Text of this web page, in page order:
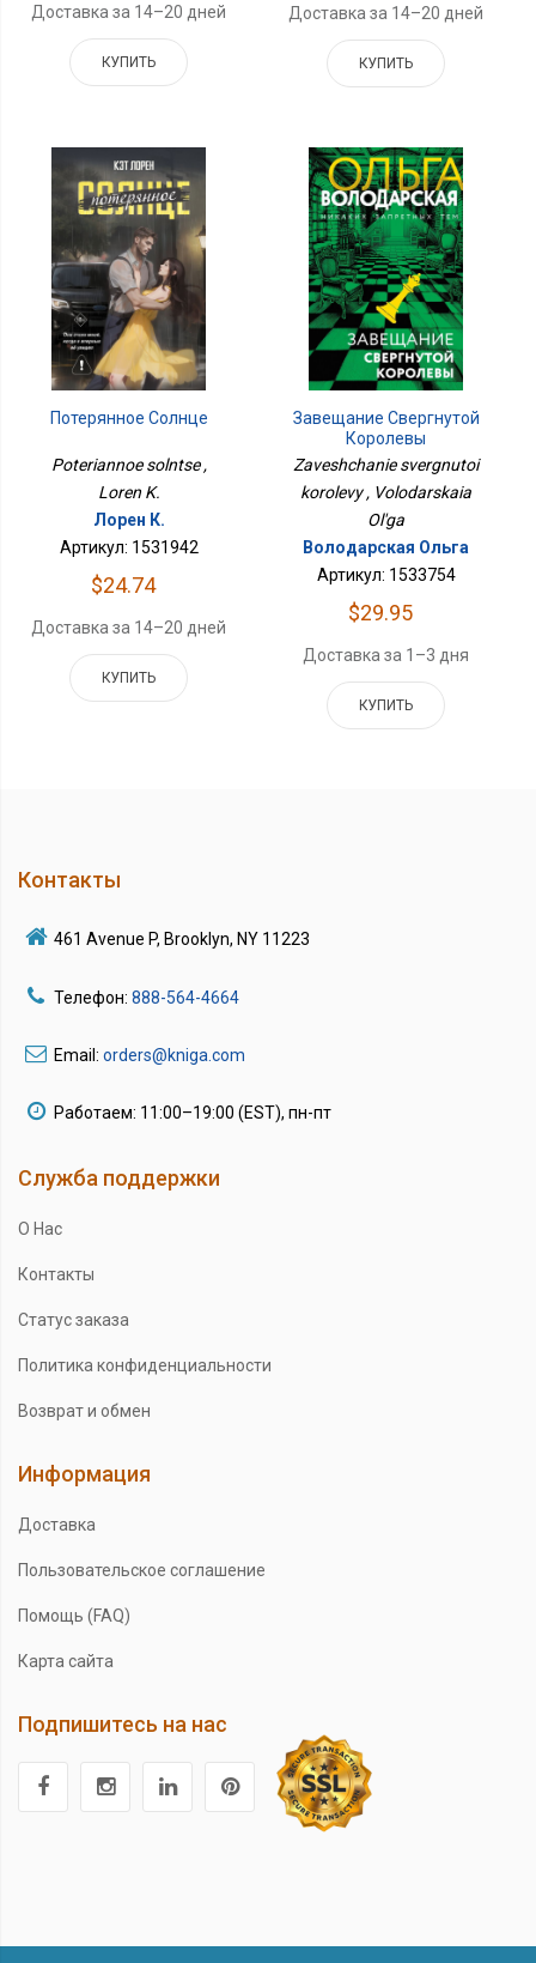
Доставка за 14–20 дней
КУПИТЬ
Доставка за 14–20 дней
КУПИТЬ
Потерянное Солнце
Poteriannoe solntse ,
Loren K.
Лорен К.
Артикул: 1531942
$24.74
Доставка за 14–20 дней
КУПИТЬ
Завещание Свергнутой
Королевы
Zaveshchanie svergnutoi
korolevy , Volodarskaia
Ol'ga
Володарская Ольга
Артикул: 1533754
$29.95
Доставка за 1–3 дня
КУПИТЬ
Контакты
461 Avenue P, Brooklyn, NY 11223
Телефон: 888-564-4664
Email: orders@kniga.com
Работаем: 11:00–19:00 (EST), пн-пт
Служба поддержки
О Нас
Контакты
Статус заказа
Политика конфиденциальности
Возврат и обмен
Информация
Доставка
Пользовательское соглашение
Помощь (FAQ)
Карта сайта
Подпишитесь на нас